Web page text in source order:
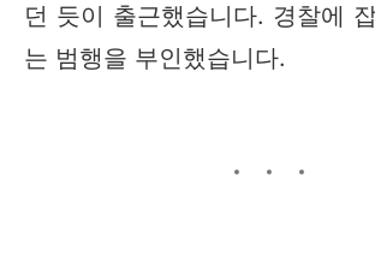
던 듯이 출근했습니다. 경찰에
는 범행을 부인했습니다.